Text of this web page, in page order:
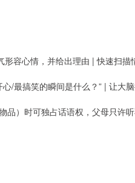
容心情，并给出理由 | 快速扫描
/最搞笑的瞬间是什么？” | 让大
品）时可独占话语权，父母只许